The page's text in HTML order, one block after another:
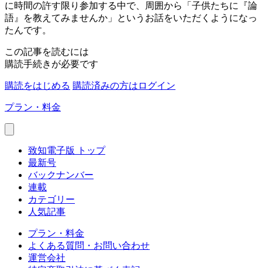
に時間の許す限り参加する中で、周囲から「子供たちに『論
語』を教えてみませんか」というお話をいただくようになっ
たんです。
この記事を読むには
購読手続きが必要です
購読をはじめる 購読済みの方はログイン
プラン・料金
致知電子版 トップ
最新号
バックナンバー
連載
カテゴリー
人気記事
プラン・料金
よくある質問・お問い合わせ
運営会社